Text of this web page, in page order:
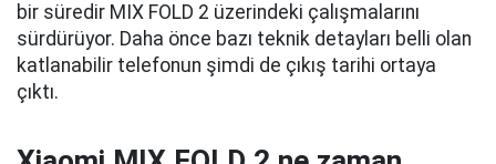
bir süredir MIX FOLD 2 üzerindeki çalışmalarını
sürdürüyor. Daha önce bazı teknik detayları belli olan
katlanabilir telefonun şimdi de çıkış tarihi ortaya
çıktı.